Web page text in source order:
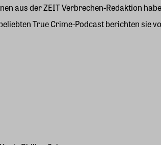
aus derZEIT Verbrechen-Redaktion
True Crime-Podcast berichten sie